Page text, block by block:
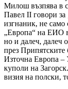
Милош възпява в
Павел II говори за
изгнаник, не само
„Европа“ на ЕИО
но и далеч, далеч
през Припятските
Източна Европа –
куполи на
визия на полски,